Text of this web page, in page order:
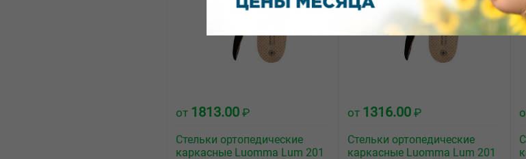
от 1813.00 ₽
Стельки ортопедические
каркасные Luomma Lum 201
от 1316.00 ₽
Стельки ортопедические
каркасные Luomma Lum 201